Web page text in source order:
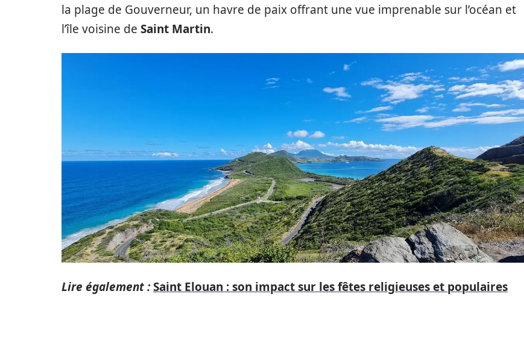
la plage de Gouverneur, un havre de paix offrant une vue imprenable sur l’océan et
l’île voisine de Saint Martin.
Lire également :Saint Elouan : son impact sur les fêtes religieuses et populaires